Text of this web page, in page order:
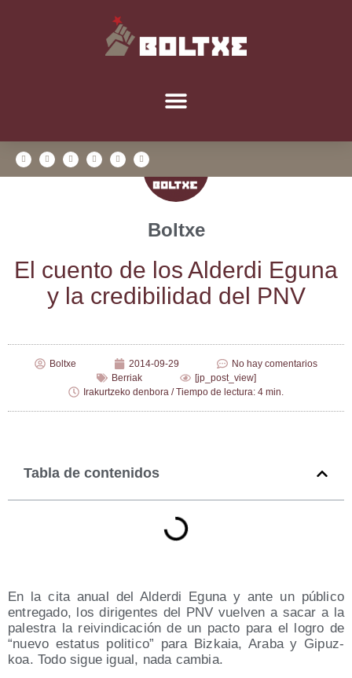
Boltxe
El cuen­to de los Alder­di Egu­na
y la cre­di­bi­li­dad del PNV
Boltxe 2014-09-29
No hay comentarios
Berriak
[jp_post_view]
Irakurtzeko denbora / Tiempo de lectura: 4 min.
Tabla de contenidos
En la cita anual del Alder­di Egu­na y ante un públi­co
entre­ga­do, los diri­gen­tes del PNV vuel­ven a sacar a la
pales­tra la rei­vin­di­ca­ción de un pac­to para el logro de
“nue­vo esta­tus poli­ti­co” para Biz­kaia, Ara­ba y Gipuz­
koa. Todo sigue igual, nada cambia.